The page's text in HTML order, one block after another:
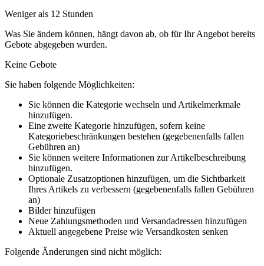
Weniger als 12 Stunden
Was Sie ändern können, hängt davon ab, ob für Ihr Angebot bereits
Gebote abgegeben wurden.
Keine Gebote
Sie haben folgende Möglichkeiten:
Sie können die Kategorie wechseln und Artikelmerkmale
hinzufügen.
Eine zweite Kategorie hinzufügen, sofern keine
Kategoriebeschränkungen bestehen (gegebenenfalls fallen
Gebühren an)
Sie können weitere Informationen zur Artikelbeschreibung
hinzufügen.
Optionale Zusatzoptionen hinzufügen, um die Sichtbarkeit
Ihres Artikels zu verbessern (gegebenenfalls fallen Gebühren
an)
Bilder hinzufügen
Neue Zahlungsmethoden und Versandadressen hinzufügen
Aktuell angegebene Preise wie Versandkosten senken
Folgende Änderungen sind nicht möglich: